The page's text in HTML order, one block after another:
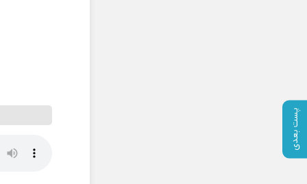
پست بعدی